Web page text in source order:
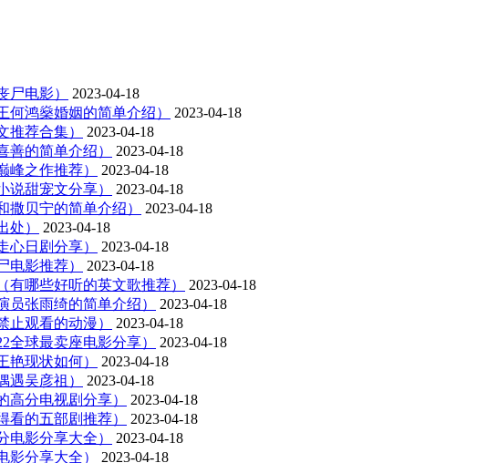
尸电影）
2023-04-18
何鸿燊婚姻的简单介绍）
2023-04-18
推荐合集）
2023-04-18
善的简单介绍）
2023-04-18
峰之作推荐）
2023-04-18
说甜宠文分享）
2023-04-18
撒贝宁的简单介绍）
2023-04-18
处）
2023-04-18
心日剧分享）
2023-04-18
电影推荐）
2023-04-18
有哪些好听的英文歌推荐）
2023-04-18
员张雨绮的简单介绍）
2023-04-18
止观看的动漫）
2023-04-18
全球最卖座电影分享）
2023-04-18
艳现状如何）
2023-04-18
遇吴彦祖）
2023-04-18
高分电视剧分享）
2023-04-18
看的五部剧推荐）
2023-04-18
电影分享大全）
2023-04-18
影分享大全）
2023-04-18